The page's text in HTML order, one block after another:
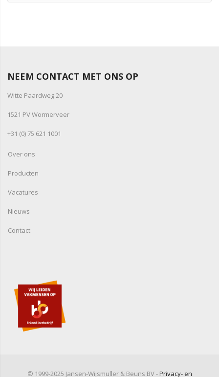
NEEM CONTACT MET ONS OP
Witte Paardweg 20
1521 PV Wormerveer
+31 (0) 75 621 1001
Over ons
Producten
Vacatures
Nieuws
Contact
© 1999-2025 Jansen-Wijsmuller & Beuns BV -Privacy- en